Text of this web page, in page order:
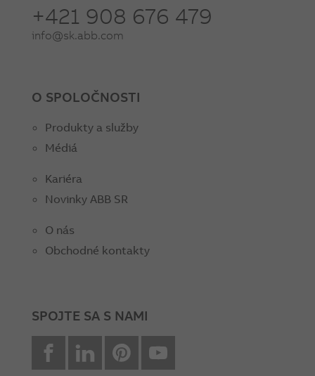
+421 908 676 479
info@sk.abb.com
O SPOLOČNOSTI
Produkty a služby
Médiá
Kariéra
Novinky ABB SR
O nás
Obchodné kontakty
SPOJTE SA S NAMI
facebookLinkedin Pinterest